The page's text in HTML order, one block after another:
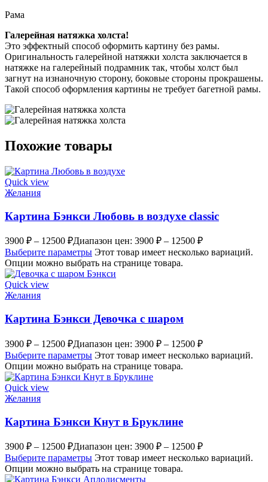
Рама
Галерейная натяжка холста!
Это эффектный способ оформить картину без рамы.
Оригинальность галерейной натяжки холста заключается в
натяжке на галерейный подрамник так, чтобы холст был
загнут на изнаночную сторону, боковые стороны прокрашены.
Такой способ оформления картины не требует багетной рамы.
Похожие товары
Quick view
Желания
Картина Бэнкси Любовь в воздухе classic
3900 ₽ – 12500 ₽Диапазон цен: 3900 ₽ – 12500 ₽
Выберите параметры Этот товар имеет несколько вариаций.
Опции можно выбрать на странице товара.
Quick view
Желания
Картина Бэнкси Девочка с шаром
3900 ₽ – 12500 ₽Диапазон цен: 3900 ₽ – 12500 ₽
Выберите параметры Этот товар имеет несколько вариаций.
Опции можно выбрать на странице товара.
Quick view
Желания
Картина Бэнкси Кнут в Бруклине
3900 ₽ – 12500 ₽Диапазон цен: 3900 ₽ – 12500 ₽
Выберите параметры Этот товар имеет несколько вариаций.
Опции можно выбрать на странице товара.